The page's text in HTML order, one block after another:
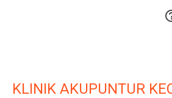
KLINIK AKUPUNTUR